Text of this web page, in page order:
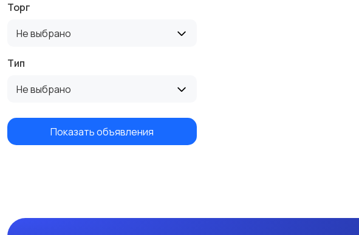
Торг
Не выбрано
Тип
Не выбрано
Показать объявления